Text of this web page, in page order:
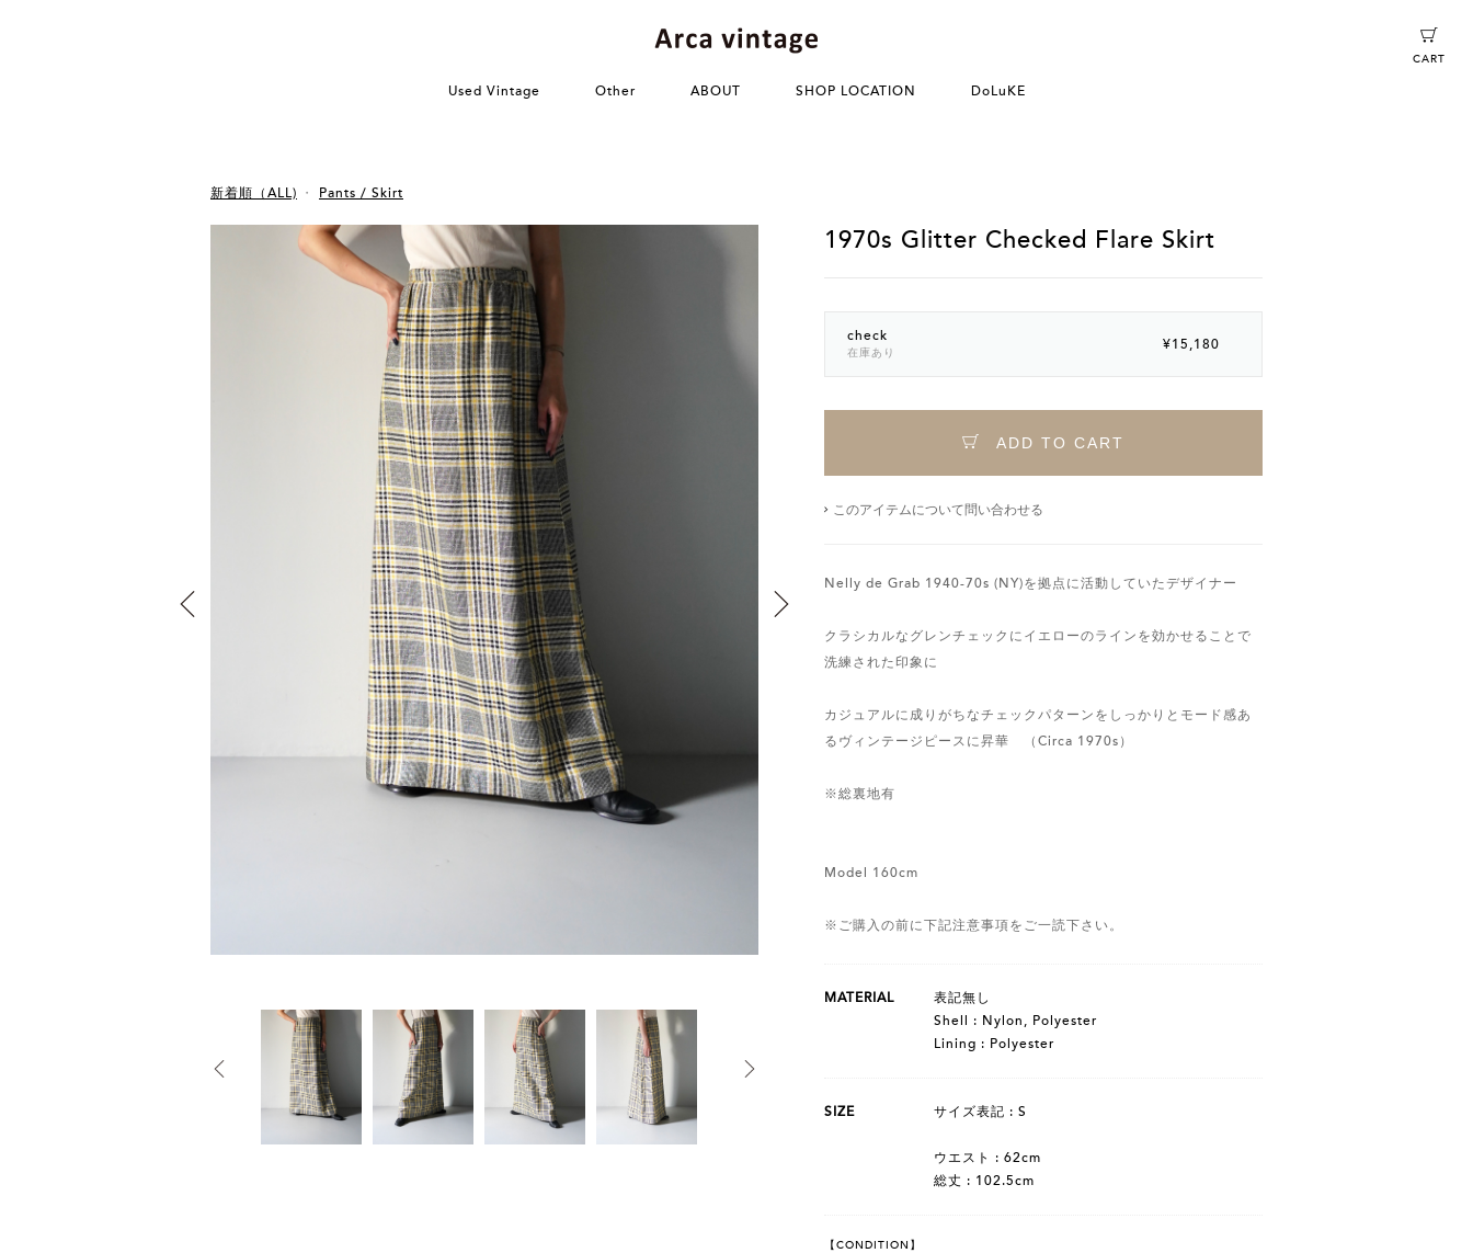
Used Vintage Other ABOUT SHOP LOCATION DoLuKE
CART
新着順（ALL) Pants / Skirt
1970s Glitter Checked Flare Skirt
check
在庫あり
¥15,180
ADD TO CART
このアイテムについて問い合わせる
Nelly de Grab 1940-70s (NY)を拠点に活動していたデザイナー
クラシカルなグレンチェックにイエローのラインを効かせることで
洗練された印象に
カジュアルに成りがちなチェックパターンをしっかりとモード感あ
るヴィンテージピースに昇華 （Circa 1970s）
※総裏地有
Model 160cm
※ご購入の前に下記注意事項をご一読下さい。
MATERIAL
表記無し
Shell : Nylon, Polyester
Lining : Polyester
SIZE サイズ表記 : S
ウエスト : 62cm
総丈 : 102.5cm
【CONDITION】